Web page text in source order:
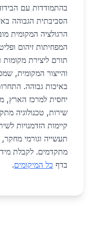
בהתמודדות עם
הסביבתית הגבוהה
הרגולציה המקומית
המפחיתות זיהום
תורם ליצירת מקומות
והייצור המקומית,
באיכות גבוהה.
יחסית למרכז הארץ,
שירות, טכנולוגיה
קיימות הזדמנויות
תעשייה וגורמי
מתקדמים. לקבלת
בדף כל המיקומים.